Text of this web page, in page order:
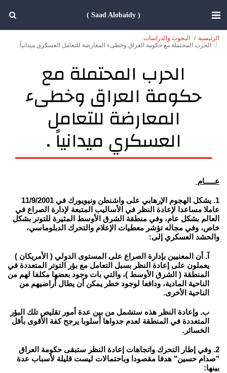
( Saad Alobaidy )
الرئيسية
البحوث والدراسات
الحرب المحتملة مع حكومة العراق وخطىء المعارضة للتعامل العسكري ميدانياً .
الحرب المحتملة مع
حكومة العراق وخطىء
المعارضة للتعامل
العسكري ميدانياً .
عـــــام
1. يشكل الهجوم الإرهابي على واشنطن ونيويورك في 11/9/2001
عاملا مساعدا لإعادة النظر في الأساليب المتبعة لإدارة الصراع في
العالم بشكل عام، وفي منطقة الشرق الأوسط المثيرة للتوتر بشكل
خاص، وفي مجاله تؤشر معطيات الإعلام والتحرك الدبلوماسي،
والحشد العسكري إلى:
آ. أن المعنيين بإدارة الصراع على المستوى الدولي ( الأمريكان )
يعملون على إعادة النظر بسبل التعامل مع بؤر التوتر المتعددة في
المنطقة ( الشرق الأوسط )، والتي بات وجود بعضها مكلفا لهم من
الناحية المادية، ودافعا لوجود خطر يمكن أن يطال أراضيهم من
الناحية الأخرى.
ب. وإعادة النظر هذه ستشمل من بين عدة أمور تقليص تلك البؤر
المتعددة في المنطقة لعدم جدواها أسلوبا يرجح كفة الأقوى بأقل
الخسائر.
2. وفي إطار التحرك واتجاهات إعادة النظر ستبقى حكومة العراق
"صدام حسين" هدفا مقصودا وباحتمالات ليست قليلة لأسباب عدة
بينها: